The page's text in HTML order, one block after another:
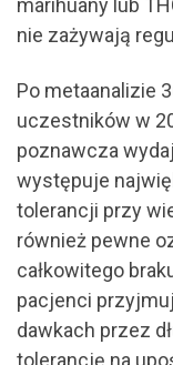
marihuany lub
nie zażywają
Po metaanalizie
uczestników w
poznawcza
występuje
tolerancji przy
również pewne
całkowitego
pacjenci
dawkach przez
tolerancję na